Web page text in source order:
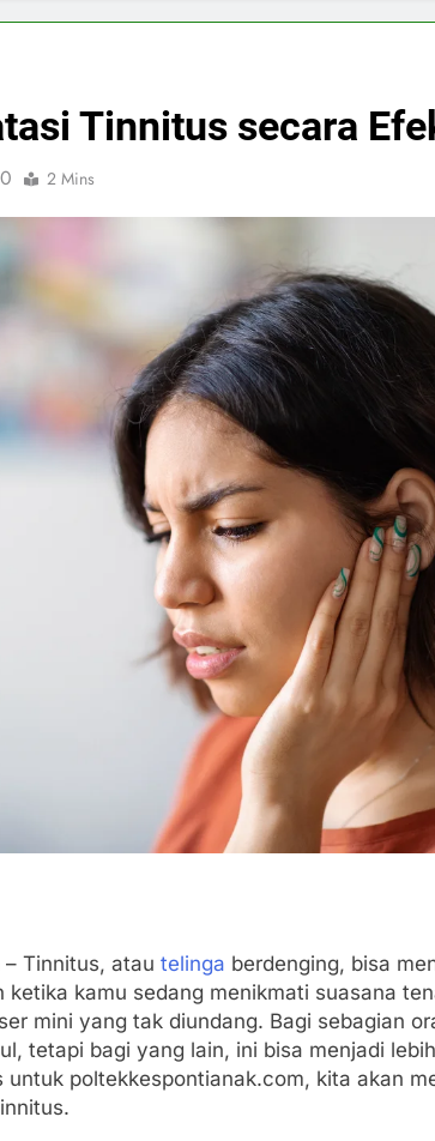
Tinnitus secara
0 2 Mins
– Tinnitus, atau telinga berdenging, bisa
ketika kamu sedang menikmati suasana
mini yang tak diundang. Bagi sebagian
tetapi bagi yang lain, ini bisa menjadi
poltekkespontianak.com, kita akan